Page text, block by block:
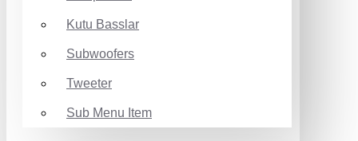
Kutu Basslar
Subwoofers
Tweeter
Sub Menu Item